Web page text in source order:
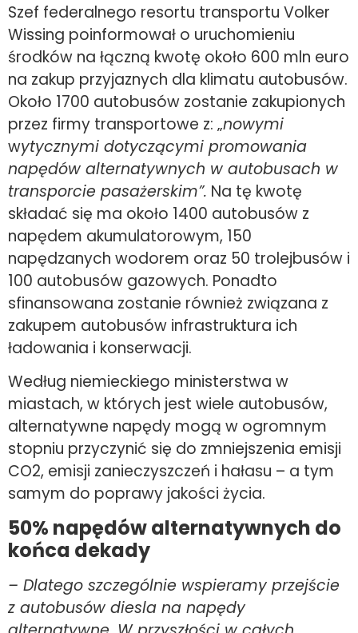
Szef federalnego resortu transportu Volker
Wissing poinformował o uruchomieniu
środków na łączną kwotę około 600 mln euro
na zakup przyjaznych dla klimatu autobusów.
Około 1700 autobusów zostanie zakupionych
przez firmy transportowe z: „nowymi
wytycznymi dotyczącymi promowania
napędów alternatywnych w autobusach w
transporcie pasażerskim”. Na tę kwotę
składać się ma około 1400 autobusów z
napędem akumulatorowym, 150
napędzanych wodorem oraz 50 trolejbusów i
100 autobusów gazowych. Ponadto
sfinansowana zostanie również związana z
zakupem autobusów infrastruktura ich
ładowania i konserwacji.
Według niemieckiego ministerstwa w
miastach, w których jest wiele autobusów,
alternatywne napędy mogą w ogromnym
stopniu przyczynić się do zmniejszenia emisji
CO2, emisji zanieczyszczeń i hałasu – a tym
samym do poprawy jakości życia.
50% napędów alternatywnych do
końca dekady
– Dlatego szczególnie wspieramy przejście
z autobusów diesla na napędy